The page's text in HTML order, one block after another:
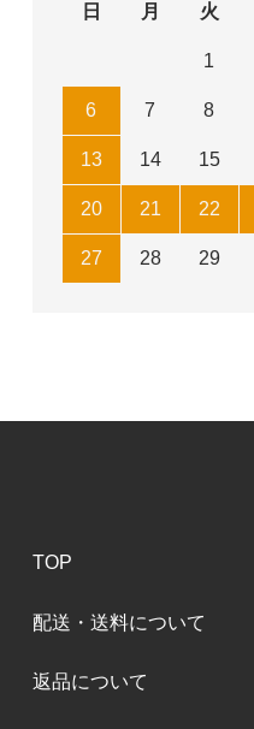
日
月 火
1
6 7 8
13 14 15
20 21 22
27 28 29
TOP
配送・送料について
返品について